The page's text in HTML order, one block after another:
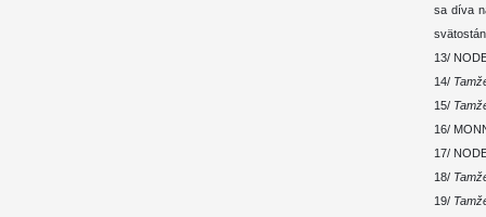
sa díva
13/
14/
15/
16/
17/
18/
19/